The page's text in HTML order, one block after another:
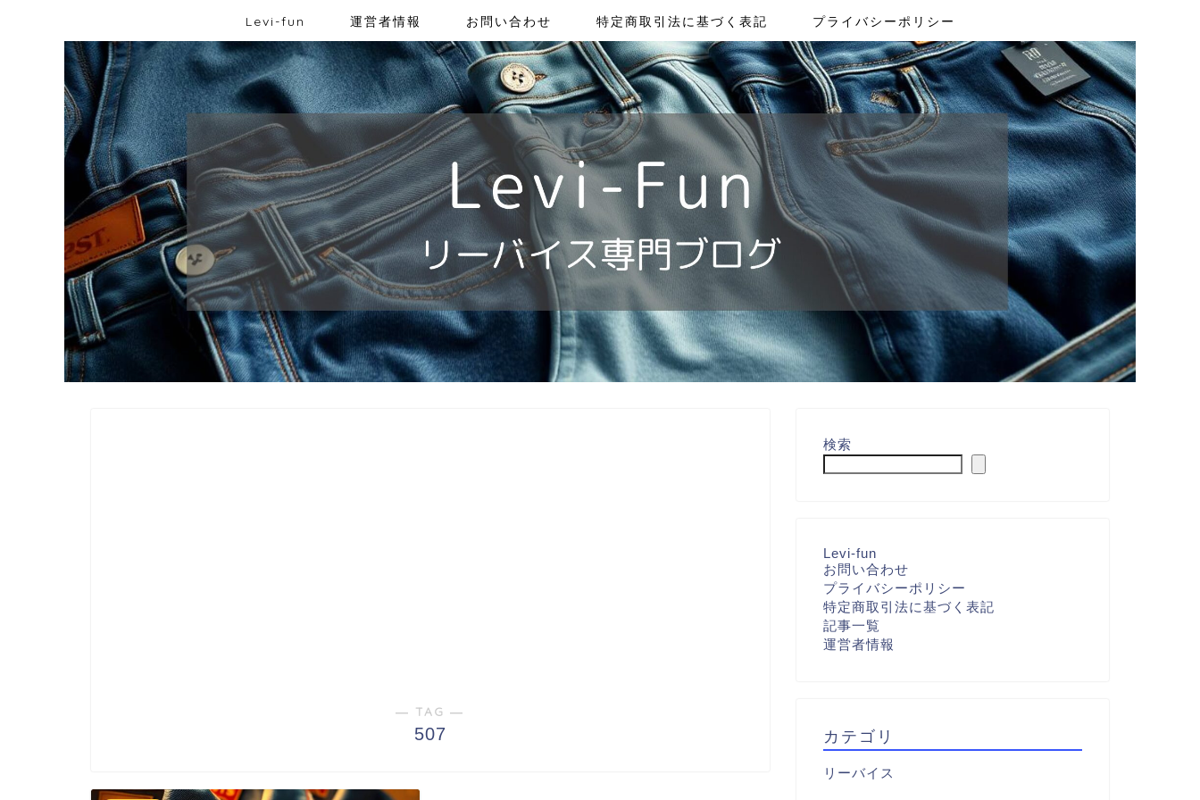
Levi-fun 運営者情報 お問い合わせ 特定商取引法に基づく表記 プライバシーポリシー
― TAG ―
507
検索
Levi-fun
お問い合わせ
プライバシーポリシー
特定商取引法に基づく表記
記事一覧
運営者情報
カテゴリ
リーバイス